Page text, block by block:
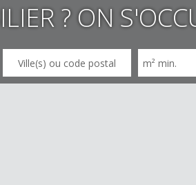
? ON